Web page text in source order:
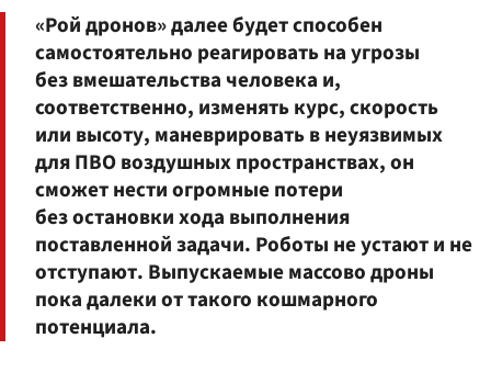
«Рой дронов» далее будет способен
самостоятельно реагировать на угрозы
без вмешательства человека и,
соответственно, изменять курс, скорость
или высоту, маневрировать в неуязвимых
для ПВО воздушных пространствах, он
сможет нести огромные потери
без остановки хода выполнения
поставленной задачи. Роботы не устают и не
отступают. Выпускаемые массово дроны
пока далеки от такого кошмарного
потенциала.